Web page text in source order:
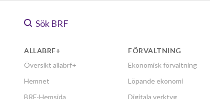
Sök BRF
ALLABRF+
Översikt allabrf+
Hemnet
BRF-Hemsida
FÖRVALTNING
Ekonomisk förvaltning
Löpande ekonomi
Digitala verktyg